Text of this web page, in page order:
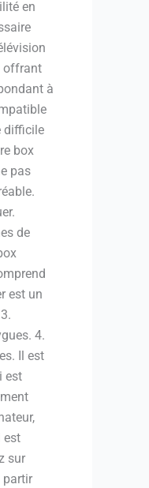
en
offrant
à
difficile
box
pas
de
est un
4.
Il est
est
est
sur
partir